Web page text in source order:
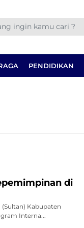
PENDIDIKAN
di
(Sultan) Kabupaten
Interna...